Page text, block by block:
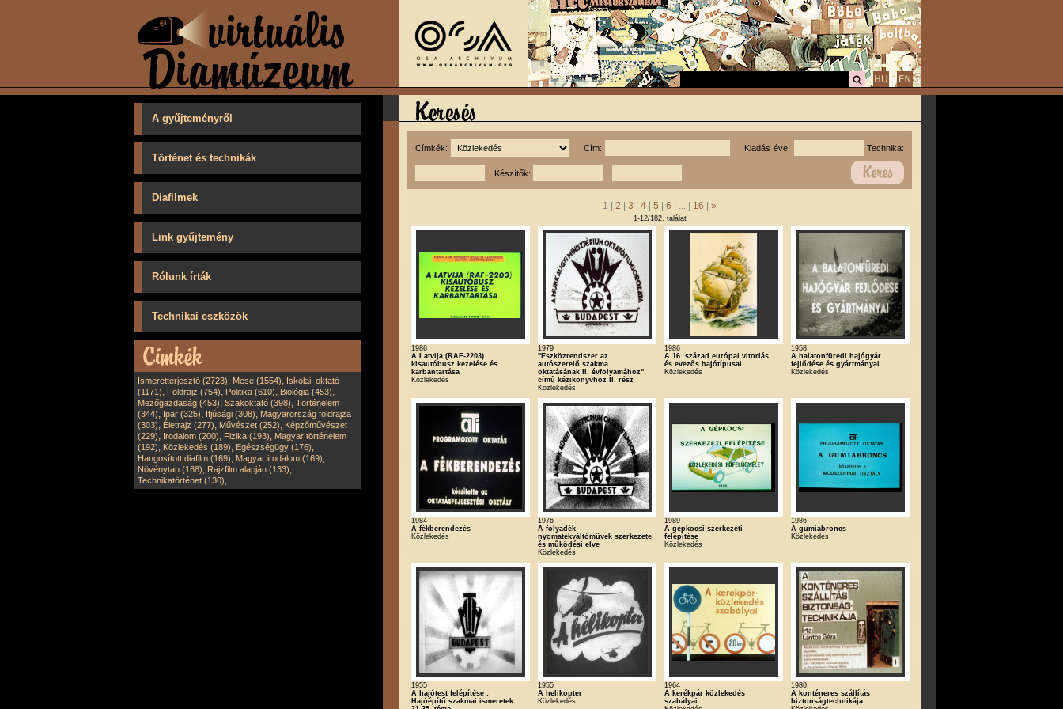
A gyűjteményről
Történet és technikák
Diafilmek
Link gyűjtemény
Rólunk írták
Technikai eszközök
Ismeretterjesztő (2723), Mese (1554), Iskolai, oktató
(1171), Földrajz (754), Politika (610), Biológia (453),
Mezőgazdaság (453), Szakoktató (398), Történelem
(344), Ipar (325), Ifjúsági (308), Magyarország földrajza
(303), Életrajz (277), Művészet (252), Képzőművészet
(229), Irodalom (200), Fizika (193), Magyar történelem
(192), Közlekedés (189), Egészségügy (176),
Hangosított diafilm (169), Magyar irodalom (169),
Növénytan (168), Rajzfilm alapján (133),
Technikatörténet (130),
Címkék: Cím: Kiadás éve: Technika:
Készítők:
1 | 2 | 3 | 4 | 5 | 6 | ... | 16 | »
1-12/182. találat
1986
A Latvija (RAF-2203)
kisautóbusz kezelése és
karbantartása
Közlekedés
1979
"Eszközrendszer az
autószerelő szakma
oktatásának II. évfolyamához"
című kézikönyvhöz II. rész
Közlekedés
1986
A 16. század európai vitorlás
és evezős hajótípusai
Közlekedés
1958
A balatonfüredi hajógyár
fejlődése és gyártmányai
Közlekedés
1984
A fékberendezés
Közlekedés
1976
A folyadék
nyomatékváltóművek szerkezete
és működési elve
Közlekedés
1989
A gépkocsi szerkezeti
felépítése
Közlekedés
1986
A gumiabroncs
Közlekedés
1955
A hajótest felépítése :
Hajóépítő szakmai ismeretek
1955
A helikopter
Közlekedés
1964
A kerékpár közlekedés
szabályai
1980
A konténeres szállítás
biztonságtechnikája